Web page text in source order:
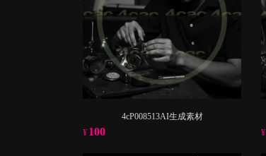
4cP008513AI生成素材
¥ 100 ¥